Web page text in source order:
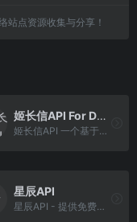
站点资源收集与分享！
姬长信API For Docker
姬长信API 一个基于多种编程语言并运行在Docker上开源免费不限制提供生活常用,出行服务,开发工具,金融服务,通讯服务和公益大数据的平台. https://api.isoyu.com/
星辰API
星辰API - 提供免费接口调用平台